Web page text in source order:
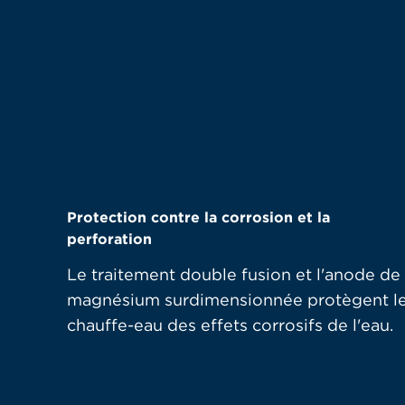
Protection contre la corrosion et la
perforation
Le traitement double fusion et l'anode de
magnésium surdimensionnée protègent
chauffe-eau des effets corrosifs de l'eau.